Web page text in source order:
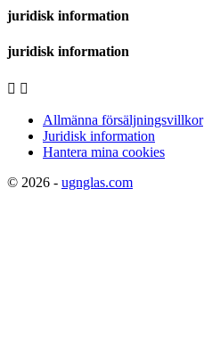
juridisk information
juridisk information
 
Allmänna försäljningsvillkor
Juridisk information
Hantera mina cookies
© 2026 - ugnglas.com